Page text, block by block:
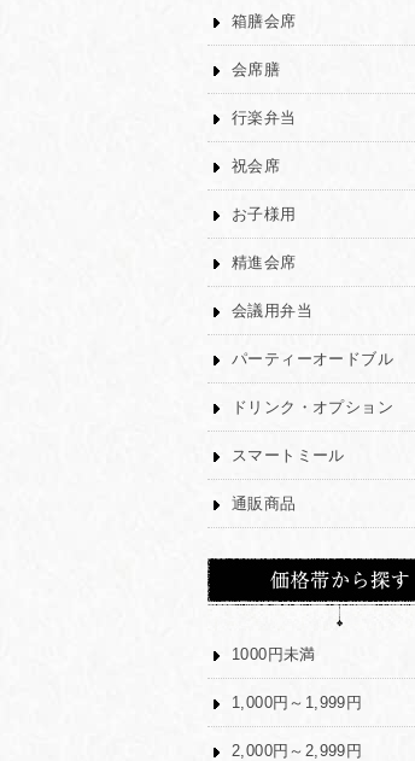
箱膳会席
会席膳
行楽弁当
祝会席
お子様用
精進会席
会議用弁当
パーティーオードブル
ドリンク・オプション
スマートミール
通販商品
1000円未満
1,000円～1,999円
2,000円～2,999円